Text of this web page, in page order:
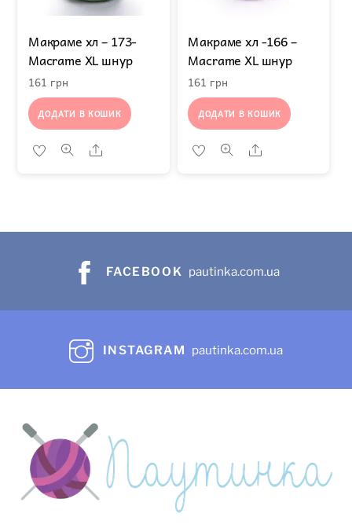
Макраме хл – 173-
Macrame XL шнур
161 грн
ДОДАТИ В КОШИК
Share
Макраме хл -166 –
Macrame XL шнур
161 грн
ДОДАТИ В КОШИК
Share
FACEBOOK pautinka.com.ua
INSTAGRAM pautinka.com.ua